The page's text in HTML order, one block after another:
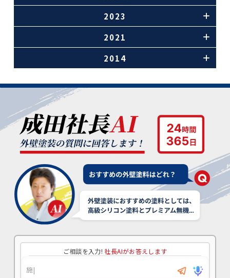
2023
2021
2014
ご相談を入力! 社長AIがお答えします